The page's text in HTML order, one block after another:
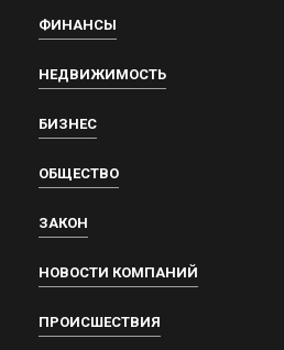
ФИНАНСЫ
НЕДВИЖИМОСТЬ
БИЗНЕС
ОБЩЕСТВО
ЗАКОН
НОВОСТИ КОМПАНИЙ
ПРОИСШЕСТВИЯ